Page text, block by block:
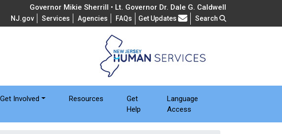
Governor Mikie Sherrill • Lt. Governor Dr. Dale G. Caldwell
NJ.gov Services Agencies FAQs Frequently Asked Questions
Get Updates Search
Get Involved Resources
Get
Help
Language
Access